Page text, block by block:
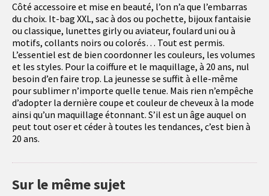
Côté accessoire et mise en beauté, l’on n’a que l’embarras
du choix. It-bag XXL, sac à dos ou pochette, bijoux fantaisie
ou classique, lunettes girly ou aviateur, foulard uni ou à
motifs, collants noirs ou colorés… Tout est permis.
L’essentiel est de bien coordonner les couleurs, les volumes
et les styles. Pour la coiffure et le maquillage, à 20 ans, nul
besoin d’en faire trop. La jeunesse se suffit à elle-même
pour sublimer n’importe quelle tenue. Mais rien n’empêche
d’adopter la dernière coupe et couleur de cheveux à la mode
ainsi qu’un maquillage étonnant. S’il est un âge auquel on
peut tout oser et céder à toutes les tendances, c’est bien à
20 ans.
Sur le même sujet